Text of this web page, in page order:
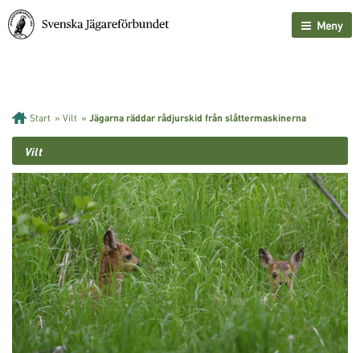
Meny
Start » Vilt » Jägarna räddar rådjurskid från slåttermaskinerna
Vilt